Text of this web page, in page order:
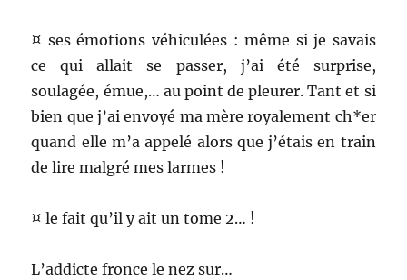
¤ ses émotions véhiculées : même si je savais
ce qui allait se passer, j’ai été surprise,
soulagée, émue,… au point de pleurer. Tant et si
bien que j’ai envoyé ma mère royalement ch*er
quand elle m’a appelé alors que j’étais en train
de lire malgré mes larmes !
¤ le fait qu’il y ait un tome 2… !
L’addicte fronce le nez sur…